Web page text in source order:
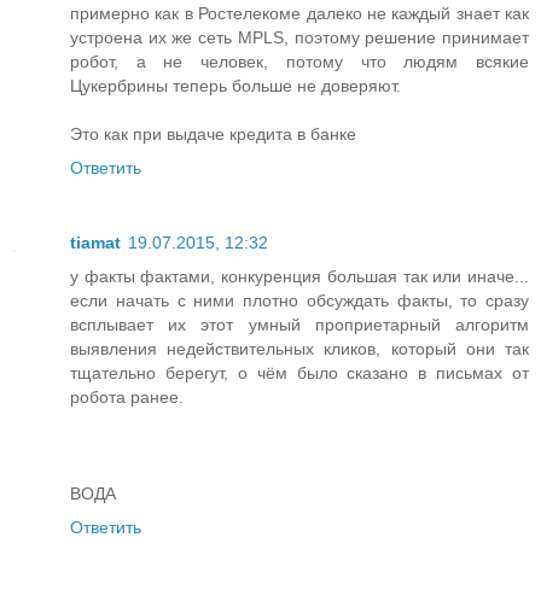
примерно как в Ростелекоме далеко не каждый знает как
устроена их же сеть MPLS, поэтому решение принимает
робот, а не человек, потому что людям всякие
Цукербрины теперь больше не доверяют.
Это как при выдаче кредита в банке
Ответить
tiamat 19.07.2015, 12:32
у факты фактами, конкуренция большая так или иначе...
если начать с ними плотно обсуждать факты, то сразу
всплывает их этот умный проприетарный алгоритм
выявления недействительных кликов, который они так
тщательно берегут, о чём было сказано в письмах от
робота ранее.
ВОДА
Ответить